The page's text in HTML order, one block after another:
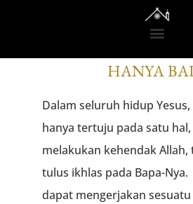
RENUNGAN DARI
HANYA
Dalam seluruh hidup
hanya tertuju pada satu
melakukan kehendak Allah,
tulus ikhlas pada Bapa-
dapat mengerjakan